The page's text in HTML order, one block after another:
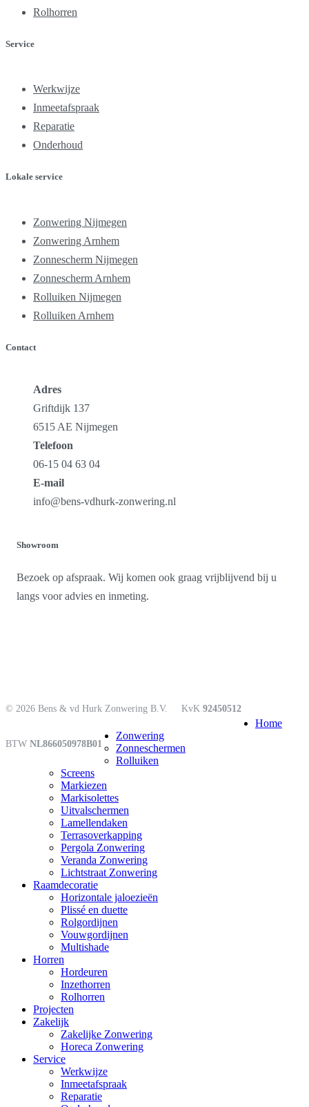
Rolhorren
Service
Werkwijze
Inmeetafspraak
Reparatie
Onderhoud
Lokale service
Zonwering Nijmegen
Zonwering Arnhem
Zonnescherm Nijmegen
Zonnescherm Arnhem
Rolluiken Nijmegen
Rolluiken Arnhem
Contact
Adres
Griftdijk 137
6515 AE Nijmegen
Telefoon
06-15 04 63 04
E-mail
info@bens-vdhurk-zonwering.nl
Showroom
Bezoek op afspraak. Wij komen ook graag vrijblijvend bij u
langs voor advies en inmeting.
© 2026 Bens & vd Hurk Zonwering B.V. KvK 92450512
BTW NL866050978B01
Close
Home
Zonwering
Zonneschermen
Rolluiken
Screens
Markiezen
Markisolettes
Uitvalschermen
Lamellendaken
Terrasoverkapping
Pergola Zonwering
Veranda Zonwering
Lichtstraat Zonwering
Raamdecoratie
Horizontale jaloezieën
Plissé en duette
Rolgordijnen
Vouwgordijnen
Multishade
Horren
Hordeuren
Inzethorren
Rolhorren
Projecten
Zakelijk
Zakelijke Zonwering
Horeca Zonwering
Service
Werkwijze
Inmeetafspraak
Reparatie